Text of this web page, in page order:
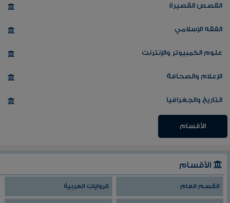
القصص القصيرة
الفقه الإسلامي
علوم الكمبيوتر والإنترنت
الإعلام والصحافة
التاريخ والجغرافيا
الأقسام
الأقسام
القسم العام الروايات العربية